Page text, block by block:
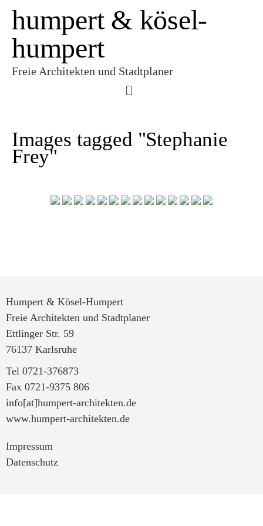
humpert & kösel-
humpert
Freie Architekten und Stadtplaner
Images tagged "Stephanie
Frey"
Humpert & Kösel-Humpert
Freie Architekten und Stadtplaner
Ettlinger Str. 59
76137 Karlsruhe
Tel 0721-376873
Fax 0721-9375 806
info[at]humpert-architekten.de
www.humpert-architekten.de
Impressum
Datenschutz